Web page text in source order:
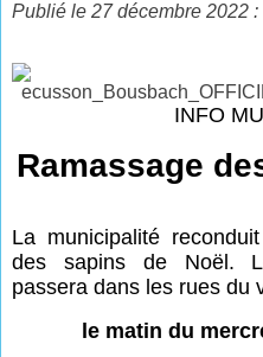
Publié le 27 décembre 2022 :
INFO
Ramassage
La municipalité
des sapins de Noël.
passera dans les rues du
le matin du